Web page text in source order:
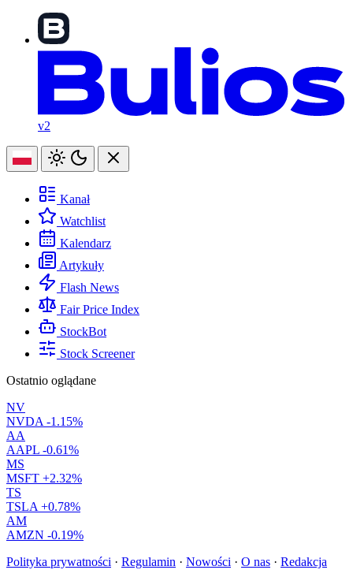
v2
Kanał
Watchlist
Kalendarz
Artykuły
Flash News
Fair Price Index
StockBot
Stock Screener
Ostatnio oglądane
NV
NVDA -1.15%
AA
AAPL -0.61%
MS
MSFT +2.32%
TS
TSLA +0.78%
AM
AMZN -0.19%
Polityka prywatności · Regulamin · Nowości · O nas · Redakcja